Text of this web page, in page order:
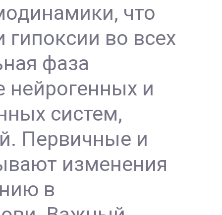
что
во всех
фаза
нейрогенных и
систем,
Первичные и
изменения
в